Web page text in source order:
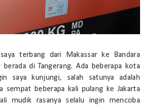
terbang dari Makassar ke Bandara
di Tangerang. Ada beberapa kota
saya kunjungi, salah satunya adalah
sempat beberapa kali pulang ke Jakarta
mudik rasanya selalu ingin mencoba